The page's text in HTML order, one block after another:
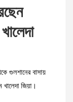
গুলশানের বাসায়
খালেদা জিয়া।